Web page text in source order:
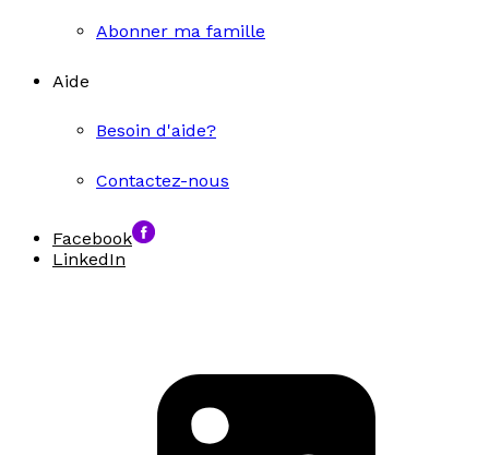
Abonner ma famille
Aide
Besoin d'aide?
Contactez-nous
Facebook
LinkedIn